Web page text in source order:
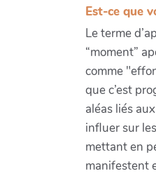
Est-ce que
Le terme
“moment”
comme
que c’est
aléas liés
influer sur
mettant en
manifestent